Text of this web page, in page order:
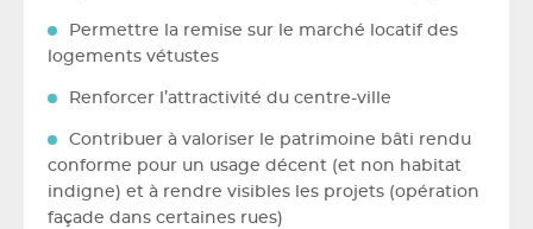
Permettre la remise sur le marché locatif des
logements vétustes
Renforcer l’attractivité du centre-ville
Contribuer à valoriser le patrimoine bâti rendu
conforme pour un usage décent (et non habitat
indigne) et à rendre visibles les projets (opération
façade dans certaines rues)